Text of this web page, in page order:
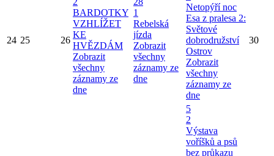
24 25 26
BARDOTKY
VZHLÍŽET
KE
HVĚZDÁM
Zobrazit
všechny
záznamy ze
dne
1
Rebelská
jízda
Zobrazit
všechny
záznamy ze
dne
Netopýří noc
Esa z pralesa 2:
Světové
dobrodružství
Ostrov
Zobrazit
všechny
záznamy ze
dne
30
5
2
Výstava
voříšků a psů
bez průkazu